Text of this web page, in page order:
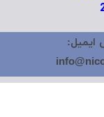
ایمیل: